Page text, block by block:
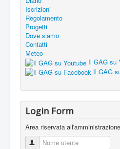
Iscrizioni
Regolamento
Progetti
Dove siamo
Contatti
Meteo
Il GAG su
Il GAG
Login Form
Area riservata all'amministrazione
Nome utente